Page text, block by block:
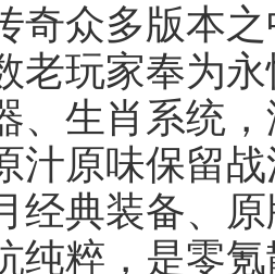
众多版本之
老玩家奉为
、生肖系统
汁原味保留
经典装备、
纯粹，是零